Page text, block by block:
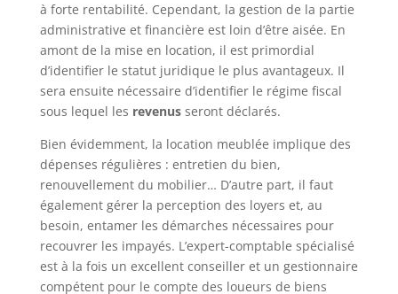
à forte rentabilité. Cependant, la gestion de la partie
administrative et financière est loin d’être aisée. En
amont de la mise en location, il est primordial
d’identifier le statut juridique le plus avantageux. Il
sera ensuite nécessaire d’identifier le régime fiscal
sous lequel les revenusseront déclarés.
Bien évidemment, la location meublée implique des
dépenses régulières : entretien du bien,
renouvellement du mobilier… D’autre part, il faut
également gérer la perception des loyers et, au
besoin, entamer les démarches nécessaires pour
recouvrer les impayés. L’expert-comptable spécialisé
est à la fois un excellent conseiller et un gestionnaire
compétent pour le compte des loueurs de biens